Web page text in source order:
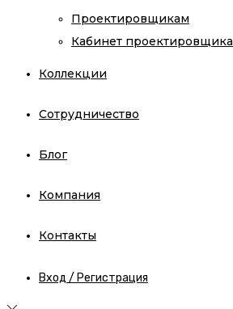
Проектировщикам
Кабинет проектировщика
Коллекции
Сотрудничество
Блог
Компания
Контакты
Вход / Регистрация